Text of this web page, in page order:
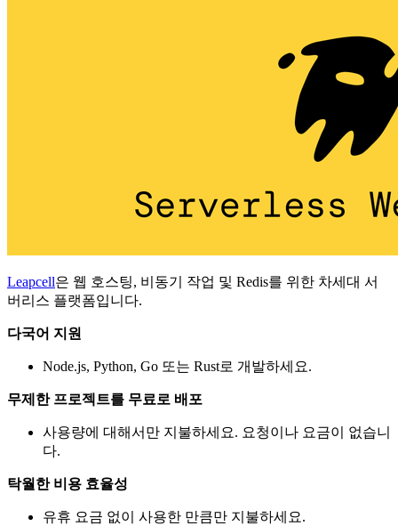
Leapcell은 웹 호스팅, 비동기 작업 및 Redis를 위한 차세대 서
버리스 플랫폼입니다.
다국어 지원
Node.js, Python, Go 또는 Rust로 개발하세요.
무제한 프로젝트를 무료로 배포
사용량에 대해서만 지불하세요. 요청이나 요금이 없습니
다.
탁월한 비용 효율성
유휴 요금 없이 사용한 만큼만 지불하세요.